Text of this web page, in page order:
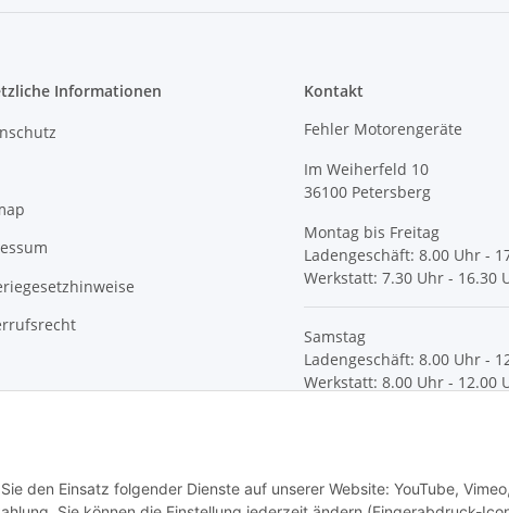
Informationen
Kontakt
Fehler Motorengeräte
Im Weiherfeld 10
36100 Petersberg
Montag bis Freitag
Ladengeschäft: 8.00 Uhr -
Werkstatt: 7.30 Uhr - 16.30
Samstag
Ladengeschäft: 8.00 Uhr -
Werkstatt: 8.00 Uhr - 12.00
© Fehler Motorgeräte
den Einsatz folgender Dienste auf unserer Website: YouTube,